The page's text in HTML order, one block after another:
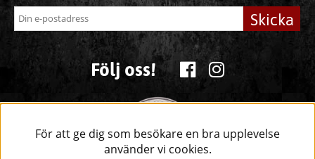
Skicka
Följ oss!
För att ge dig som besökare en bra upplevelse
använder vi cookies.